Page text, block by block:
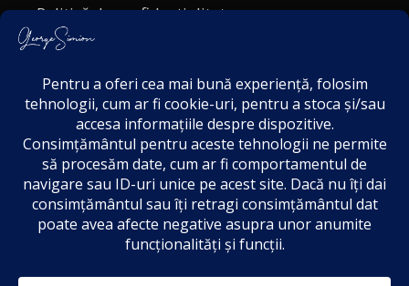
Politică de confidențialitate
Politica cookies
Acordul de markting
Disclaimer